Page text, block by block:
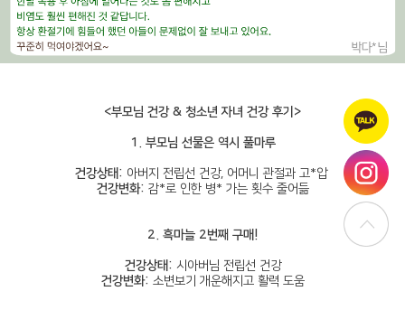
<부모님 건강 & 청소년 자녀 건강 후기>
1. 부모님 선물은 역시 풀마루
건강상태: 아버지 전립선 건강, 어머니 관절과 고*압
건강변화: 감*로 인한 병* 가는 횟수 줄어듦
2. 흑마늘 2번째 구매!
건강상태: 시아버님 전립선 건강
건강변화: 소변보기 개운해지고 활력 도움